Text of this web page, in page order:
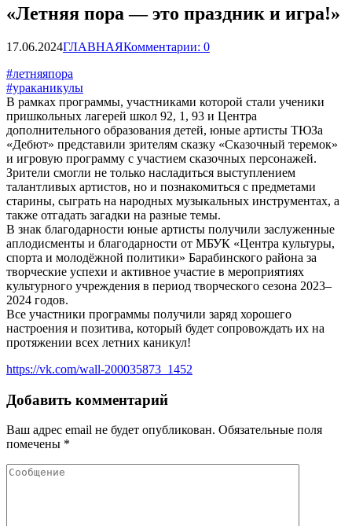
«Летняя пора — это праздник и игра!»
17.06.2024ГЛАВНАЯКомментарии: 0
#летняяпора
#ураканикулы
В рамках программы, участниками которой стали ученики
пришкольных лагерей школ 92, 1, 93 и Центра
дополнительного образования детей, юные артисты ТЮЗа
«Дебют» представили зрителям сказку «Сказочный теремок»
и игровую программу с участием сказочных персонажей.
Зрители смогли не только насладиться выступлением
талантливых артистов, но и познакомиться с предметами
старины, сыграть на народных музыкальных инструментах, а
также отгадать загадки на разные темы.
В знак благодарности юные артисты получили заслуженные
аплодисменты и благодарности от МБУК «Центра культуры,
спорта и молодёжной политики» Барабинского района за
творческие успехи и активное участие в мероприятиях
культурного учреждения в период творческого сезона 2023–
2024 годов.
Все участники программы получили заряд хорошего
настроения и позитива, который будет сопровождать их на
протяжении всех летних каникул!
https://vk.com/wall-200035873_1452
Добавить комментарий
Ваш адрес email не будет опубликован. Обязательные поля
помечены *